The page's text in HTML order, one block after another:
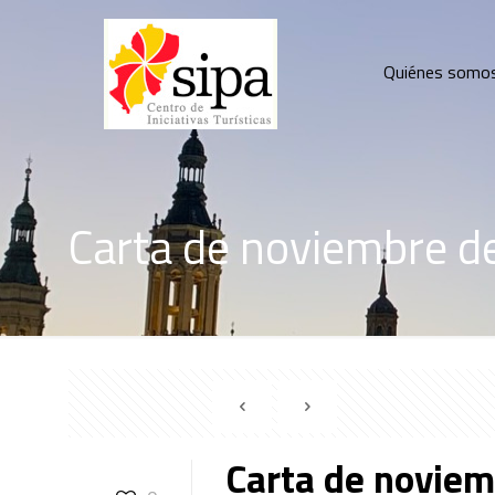
Quiénes
Carta de noviembre
Carta de